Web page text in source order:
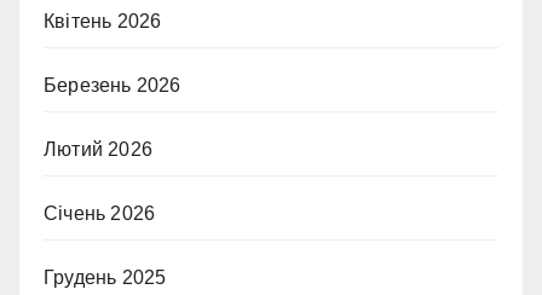
Квітень 2026
Березень 2026
Лютий 2026
Січень 2026
Грудень 2025